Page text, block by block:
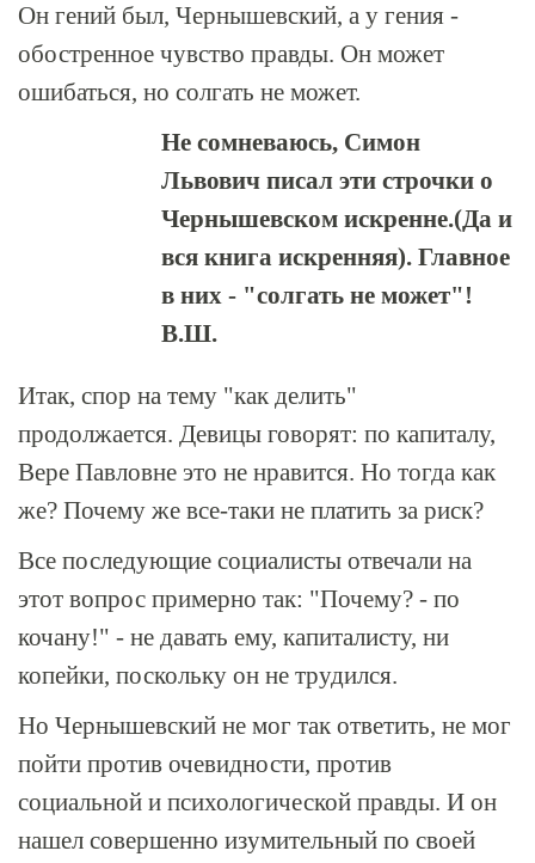
Он гений был, Чернышевский, а у гения -
обостренное чувство правды. Он может
ошибаться, но солгать не может.
Не сомневаюсь, Симон
Львович писал эти строчки о
Чернышевском искренне.(Да и
вся книга искренняя). Главное
в них - "солгать не может"!
В.Ш.
Итак, спор на тему "как делить"
продолжается. Девицы говорят: по капиталу,
Вере Павловне это не нравится. Но тогда как
же? Почему же все-таки не платить за риск?
Все последующие социалисты отвечали на
этот вопрос примерно так: "Почему? - по
кочану!" - не давать ему, капиталисту, ни
копейки, поскольку он не трудился.
Но Чернышевский не мог так ответить, не мог
пойти против очевидности, против
социальной и психологической правды. И он
нашел совершенно изумительный по своей